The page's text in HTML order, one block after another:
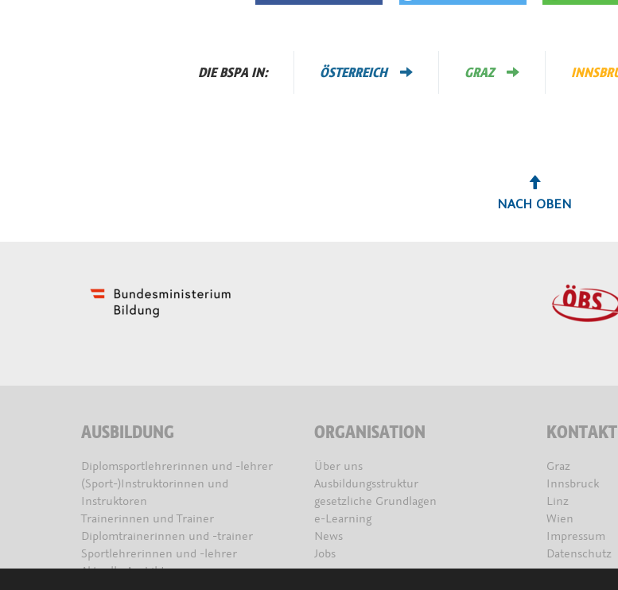
DIE BSPA IN: ÖSTERREICH GRAZ
NACH OBEN
AUSBILDUNG
Diplomsportlehrerinnen und -lehrer
(Sport-)Instruktorinnen und
Instruktoren
Trainerinnen und Trainer
Diplomtrainerinnen und -trainer
Sportlehrerinnen und -lehrer
Aktuelle Ausbildungen
ORGANISATION
Über uns
Ausbildungsstruktur
gesetzliche Grundlagen
e-Learning
News
Jobs
KONTAKT
Graz
Innsbruck
Linz
Wien
Impressum
Datenschutz